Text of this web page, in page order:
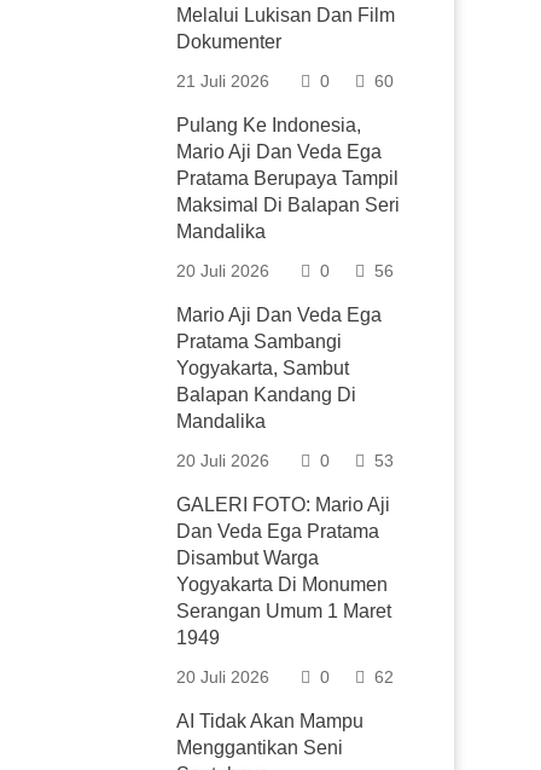
Melalui Lukisan Dan Film
Dokumenter
21 Juli 2026 0 60
Pulang Ke Indonesia,
Mario Aji Dan Veda Ega
Pratama Berupaya Tampil
Maksimal Di Balapan Seri
Mandalika
20 Juli 2026 0 56
Mario Aji Dan Veda Ega
Pratama Sambangi
Yogyakarta, Sambut
Balapan Kandang Di
Mandalika
20 Juli 2026 0 53
GALERI FOTO: Mario Aji
Dan Veda Ega Pratama
Disambut Warga
Yogyakarta Di Monumen
Serangan Umum 1 Maret
1949
20 Juli 2026 0 62
AI Tidak Akan Mampu
Menggantikan Seni